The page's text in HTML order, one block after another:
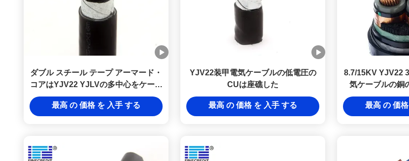
ダブル スチール テープ アーマード・
コアはYJV22 YJLVの多中心をケーブ
ルで通信する
最高 の 価格 を 入手 する
YJV22装甲電気ケーブルの低電圧の
CUは座礁した
最高 の 価格 を 入手 する
8.7/15KV YJV22
気ケーブルの銅
最高 の 価